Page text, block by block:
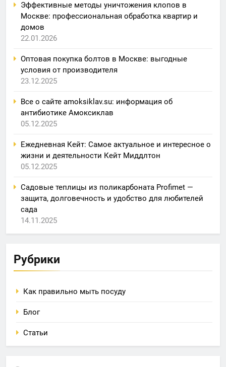
Эффективные методы уничтожения клопов в
Москве: профессиональная обработка квартир и
домов
22.01.2026
Оптовая покупка болтов в Москве: выгодные
условия от производителя
23.12.2025
Все о сайте amoksiklav.su: информация об
антибиотике Амоксиклав
05.12.2025
Ежедневная Кейт: Самое актуальное и интересное о
жизни и деятельности Кейт Миддлтон
05.12.2025
Садовые теплицы из поликарбоната Profimet —
защита, долговечность и удобство для любителей
сада
14.11.2025
Рубрики
Как правильно мыть посуду
Блог
Статьи